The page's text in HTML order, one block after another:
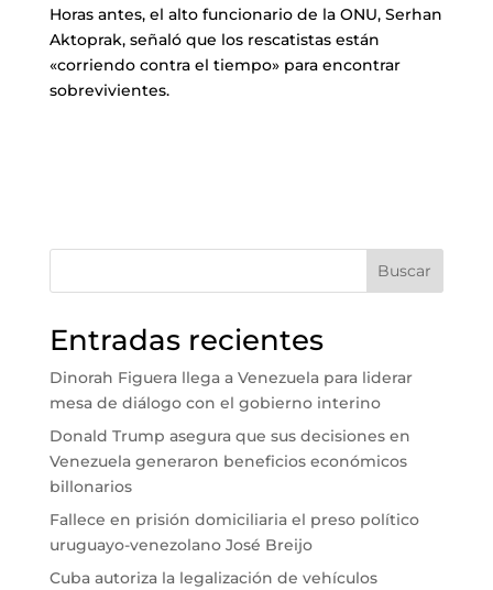
Horas antes, el alto funcionario de la ONU, Serhan
Aktoprak, señaló que los rescatistas están
«corriendo contra el tiempo» para encontrar
sobrevivientes.
Buscar
Entradas recientes
Dinorah Figuera llega a Venezuela para liderar
mesa de diálogo con el gobierno interino
Donald Trump asegura que sus decisiones en
Venezuela generaron beneficios económicos
billonarios
Fallece en prisión domiciliaria el preso político
uruguayo-venezolano José Breijo
Cuba autoriza la legalización de vehículos